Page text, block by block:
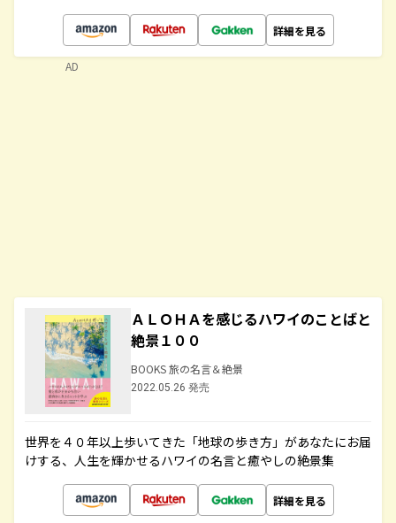
詳細を見る
ＡＬＯＨＡを感じるハワイのことばと
絶景１００
BOOKS 旅の名言＆絶景
2022.05.26 発売
世界を４０年以上歩いてきた「地球の歩き方」があなたにお届
けする、人生を輝かせるハワイの名言と癒やしの絶景集
詳細を見る
AD